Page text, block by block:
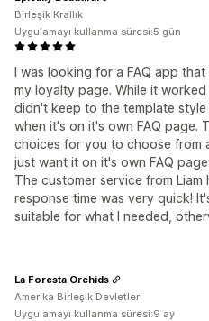
I was looking for a FAQ app
my loyalty page. While it
didn't keep to the template
when it's on it's own FAQ page.
choices for you to choose from
just want it on it's own FAQ page.
The customer service from
response time was very quick!
suitable for what I needed,
Birleşik Krallık
Uygulamayı kullanma süresi:5 gün
La Foresta Orchids
Amerika Birleşik Devletleri
Uygulamayı kullanma süresi:9 ay